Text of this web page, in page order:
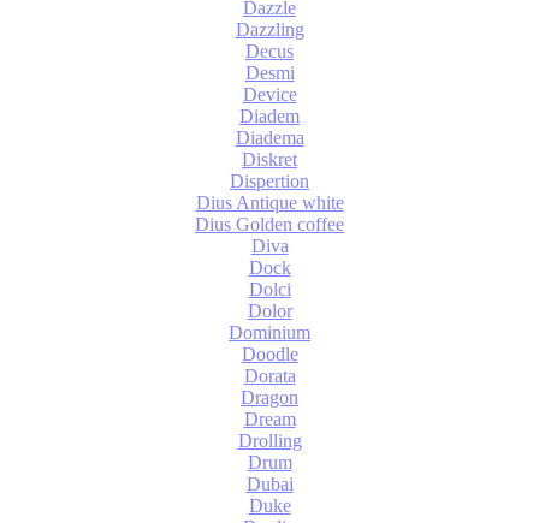
Dazzle
Dazzling
Decus
Desmi
Device
Diadem
Diadema
Diskret
Dispertion
Dius Antique white
Dius Golden coffee
Diva
Dock
Dolci
Dolor
Dominium
Doodle
Dorata
Dragon
Dream
Drolling
Drum
Dubai
Duke